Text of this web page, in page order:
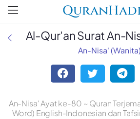
Al-Qur'an Surat An-
An-Nisa' (Wanita)
An-Nisa' Ayat ke-80 ~ Quran
Word) English-Indonesian dan